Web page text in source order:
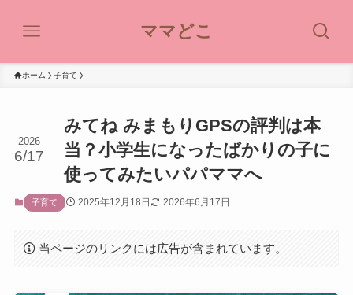
ママどこ
ホーム 子育て
みてね みまもりGPSの評判は本
当？小学生になったばかりの子に
使ってみたいパパママへ
2026
6/17
子育て 2025年12月18日 2026年6月17日
当ページのリンクには広告が含まれています。